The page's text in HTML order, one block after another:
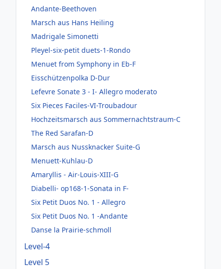
Andante-Beethoven
Marsch aus Hans Heiling
Madrigale Simonetti
Pleyel-six-petit duets-1-Rondo
Menuet from Symphony in Eb-F
Eisschützenpolka D-Dur
Lefevre Sonate 3 - I- Allegro moderato
Six Pieces Faciles-VI-Troubadour
Hochzeitsmarsch aus Sommernachtstraum-C
The Red Sarafan-D
Marsch aus Nussknacker Suite-G
Menuett-Kuhlau-D
Amaryllis - Air-Louis-XIII-G
Diabelli- op168-1-Sonata in F-
Six Petit Duos No. 1 - Allegro
Six Petit Duos No. 1 -Andante
Danse la Prairie-schmoll
Level-4
Level 5